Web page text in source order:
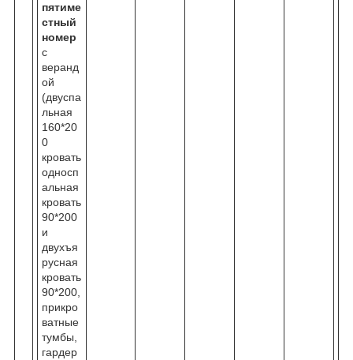
пятиме
стный
номер
с
веранд
ой
(двуспа
льная
160*20
0
кровать
односп
альная
кровать
90*200
и
двухъя
русная
кровать
90*200,
прикро
ватные
тумбы,
гардер